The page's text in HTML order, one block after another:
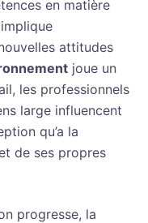
en matière
attitudes
joue un
les professionnels
large influencent
qu’a la
de ses propres
progresse, la